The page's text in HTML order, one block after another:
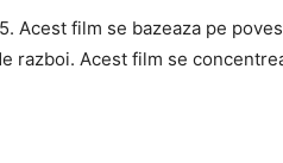
Acest film se bazeaza pe
razboi. Acest film se